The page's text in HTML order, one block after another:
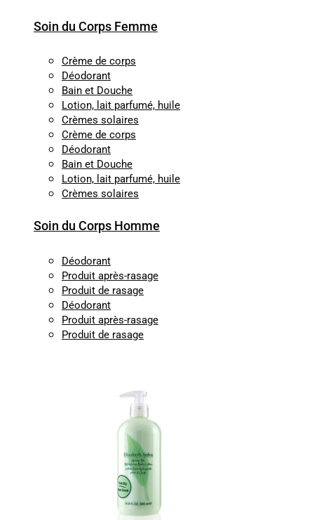
Soin du Corps Femme
Crème de corps
Déodorant
Bain et Douche
Lotion, lait parfumé, huile
Crèmes solaires
Crème de corps
Déodorant
Bain et Douche
Lotion, lait parfumé, huile
Crèmes solaires
Soin du Corps Homme
Déodorant
Produit après-rasage
Produit de rasage
Déodorant
Produit après-rasage
Produit de rasage